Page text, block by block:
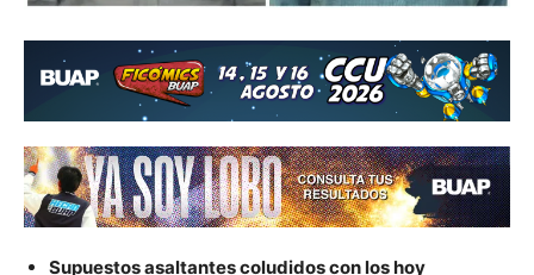
Supuestos asaltantes coludidos con los hoy